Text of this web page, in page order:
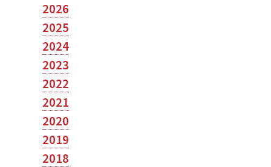
2026
2025
2024
2023
2022
2021
2020
2019
2018